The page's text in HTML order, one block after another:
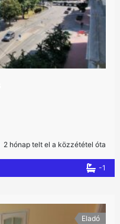
2 hónap telt el a közzététel óta
-1
Eladó